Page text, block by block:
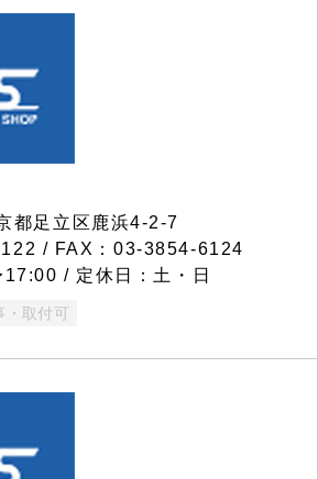
足立区鹿浜4-2-7
/ FAX：03-3854-6124
/ 定休日：土・日
・取付可